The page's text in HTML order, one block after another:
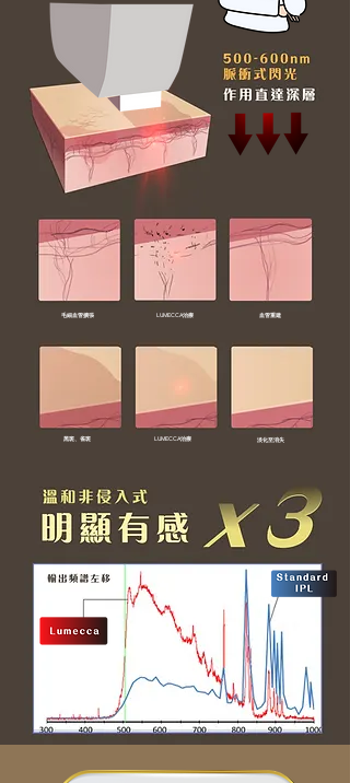
毛細血管擴張 LUMECCA治療 血管重建
黑斑、雀斑 LUMECCA治療 淡化至消失